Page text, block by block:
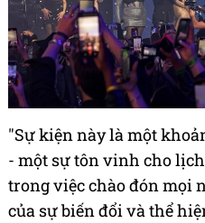
"Sự kiện này là một
- một sự tôn vinh cho
trong việc chào đón mọi
của sự biến đổi và thể